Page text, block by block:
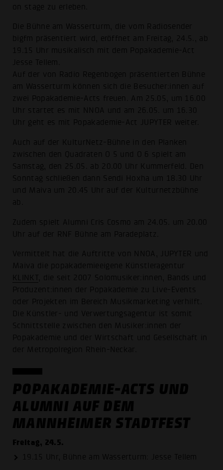
on stage zu erleben.
Die Bühne am Wasserturm, die vom Radiosender
bigfm präsentiert wird, eröffnet am Freitag, 24.5., ab
19.15 Uhr musikalisch mit dem Popakademie-Act
Jesse Tellem.
Auf der von Radio Regenbogen präsentierten Bühne
am Wasserturm können sich die Besucher:innen auf
zwei Popakademie-Acts freuen. Am 25.05, um 16.00
Uhr startet es mit NNOA und am 26.05. um 16.30
Uhr geht es mit Popakademie-Act JUPYTER weiter.
Auch auf der KulturNetz-Bühne in den Planken
zwischen den Quadraten O 5 und O 6 spielt am
Samstag, den 25.05. ab 20.00 Uhr Kummerfeld. Den
Sonntag schließen dann Sendi Hoxha um 18.30 Uhr
und Maiva um 20.45 Uhr auf der Kulturnetzbühne
ab.
Zudem spielt Alumni Cris Cosmo am 24.05. um 20.00
Uhr auf der RNF Bühne am Paradeplatz.
Vermittelt hat die Auftritte von NNOA, JUPYTER und
Maiva die popakademieeigene Künstleragentur
KLINKT, die seit 2007 Solomusiker:innen, Bands und
Produzent:innen der Popakademie zu Live-Events
oder Projekten im Bereich Musikmarketing verhilft.
Die Künstler- und Verwertungsagentur ist somit
Schnittstelle zwischen den Musiker:innen der
Popakademie und der Wirtschaft und Gesellschaft in
der Metropolregion Rhein-Neckar.
POPAKADEMIE-ACTS UND
ALUMNI AUF DEM
MANNHEIMER STADTFEST
Freitag, 24.5.
19.15 Uhr, Bühne am Wasserturm: Jesse Tellem